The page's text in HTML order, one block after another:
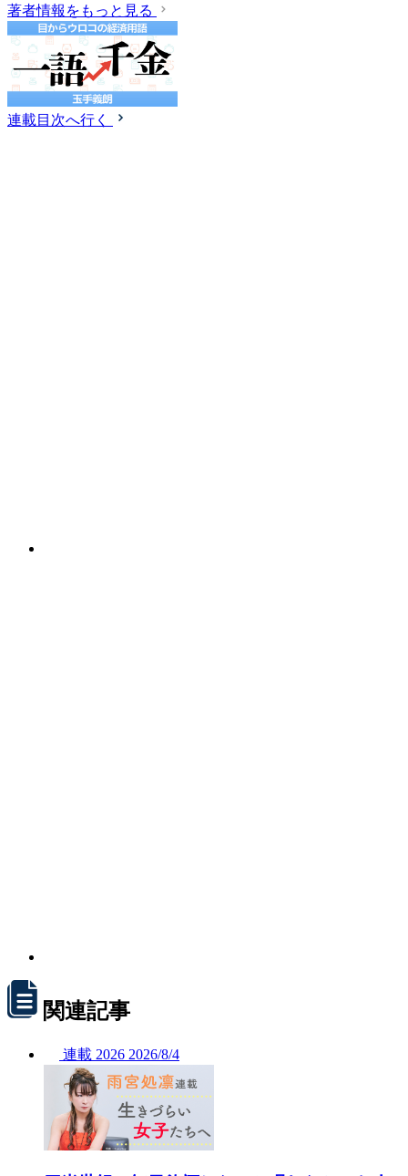
著者情報をもっと見る
連載目次へ行く
関連記事
連載 2026 2026/8/4